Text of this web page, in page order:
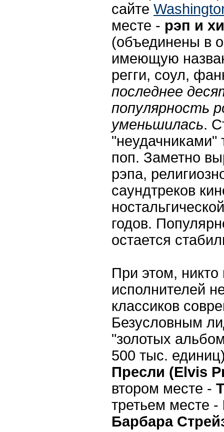
сайте
месте - рэп и
(объединены в
имеющую
регги, соул,
последнее
популярность
уменьшилась.
"неудачниками"
поп. Заметно
рэпа,
саундтреков
годов.
остается
При этом,
исполнителей
классиков
Безусловным
"золотых
500 тыс.
Пресли (Elvis
втором месте -
третьем месте -
Барбара